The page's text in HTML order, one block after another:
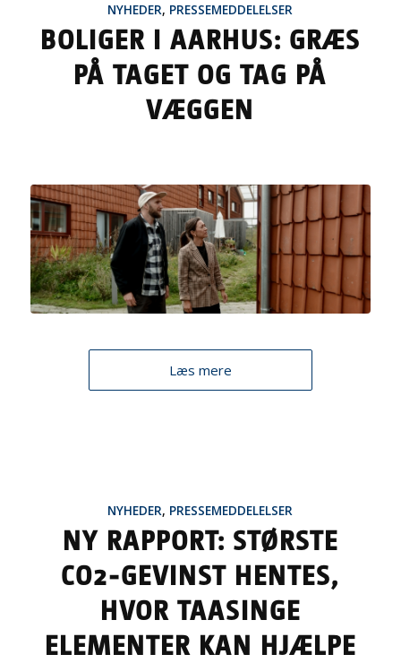
NYHEDER, PRESSEMEDDELELSER
BOLIGER I AARHUS: GRÆS
PÅ TAGET OG TAG PÅ
VÆGGEN
Læs mere
NYHEDER, PRESSEMEDDELELSER
NY RAPPORT: STØRSTE
CO2-GEVINST HENTES,
HVOR TAASINGE
ELEMENTER KAN HJÆLPE